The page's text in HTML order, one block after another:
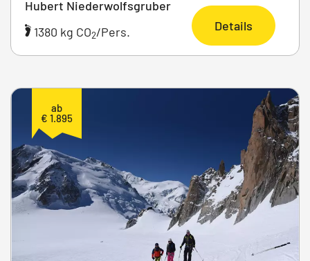
Hubert Niederwolfsgruber
1380 kg CO2/Pers. Details
ab
€ 1.895